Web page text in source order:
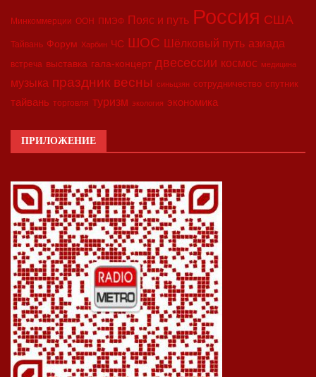
Минкоммерции ООН ПМЭФ Пояс и путь Россия США
Тайвань Форум Харбин ЧС ШОС Шёлковый путь азиада
встреча выставка гала-концерт двесессии космос медицина
музыка праздник весны синьцзян сотрудничество спутник
тайвань торговля туризм экология экономика
ПРИЛОЖЕНИЕ